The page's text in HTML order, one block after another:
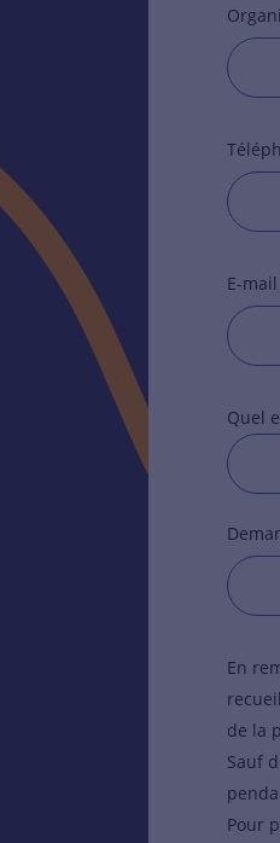
E-mail
Quel
En
de la
Sauf
Pour